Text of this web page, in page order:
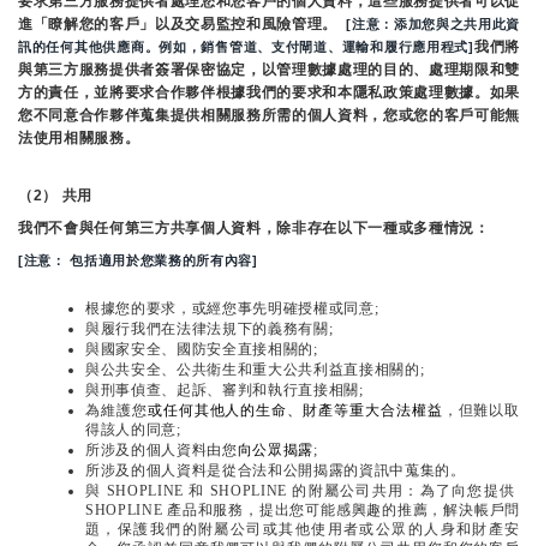
進「瞭解您的客戶」以及交易監控和風險管理。
[注意：添加您與之共用此資
訊的任何其他供應商。例如，銷售管道、支付閘道、運輸和履行應用程式] 我們將
與第三方服務提供者簽署保密協定，以管理數據處理的目的、處理期限和雙
方的責任，並將要求合作夥伴根據我們的要求和本隱私政策處理數據。如果
您不同意合作夥伴蒐集提供相關服務所需的個人資料，您或您的客戶可能無
法使用相關服務。
（2） 共用
我們不會與任何第三方共享個人資料，除非存在以下一種或多種情況：
[注意： 包括適用於您業務的所有內容]
根據您的要求，或經您事先明確授權或同意;
與履行我們在法律法規下的義務有關;
與國家安全、國防安全直接相關的;
與公共安全、公共衛生和重大公共利益直接相關的;
與刑事偵查、起訴、審判和執行直接相關;
為維護您或任何其他人的生命、財產等重大合法權益 ，但難以取
得該人的同意;
所涉及的個人資料由您向公眾揭露;
所涉及的個人資料是從合法和公開揭露的資訊中蒐集的。
與 SHOPLINE 和 SHOPLINE 的附屬公司共用：為了向您提供
SHOPLINE 產品和服務，提出您可能感興趣的推薦，解決帳戶問
題，保護我們的附屬公司或其他使用者或公眾的人身和財產安